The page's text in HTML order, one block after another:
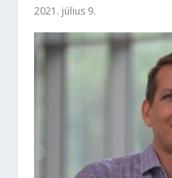
2021. július 9.